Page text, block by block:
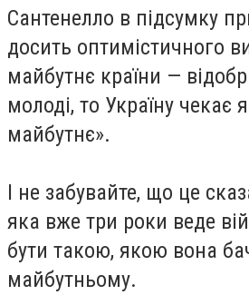
Сантенелло в підсумку
досить оптимістичного
майбутнє країни —
молоді, то Україну чекає
майбутнє».
І не забувайте, що це
яка вже три роки веде
бути такою, якою вона
майбутньому.